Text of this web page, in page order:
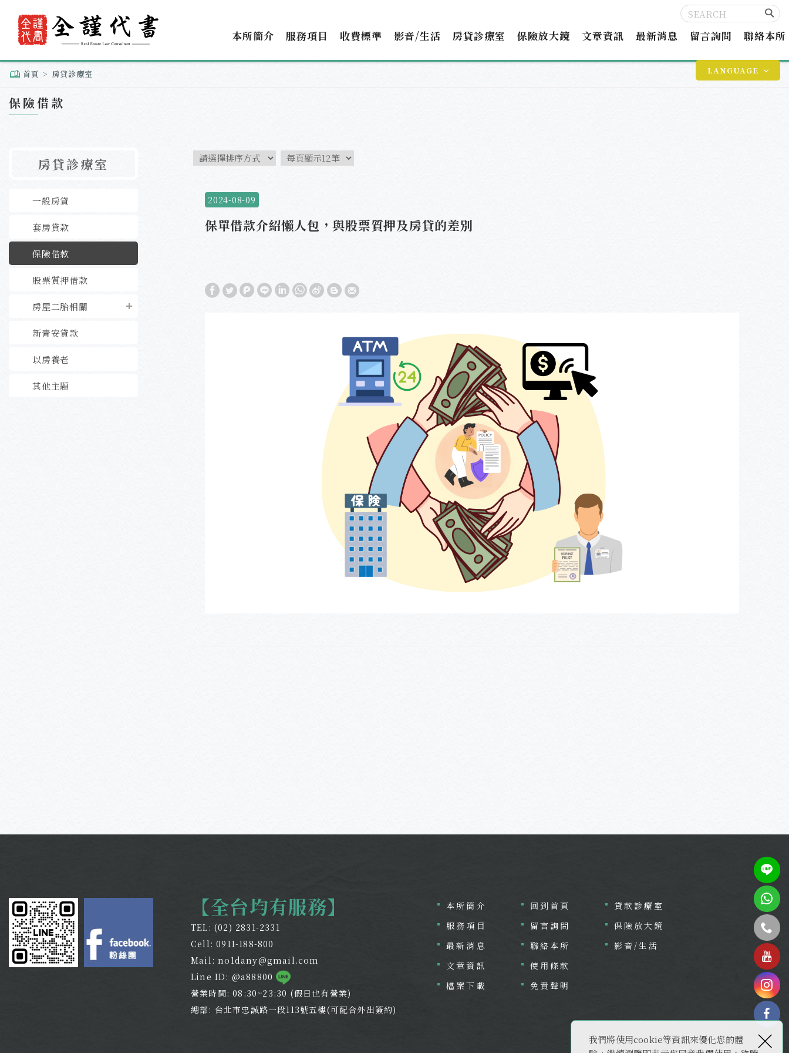
我們將使用cookie等資訊來優化您的體
×
LANGUAGE
本所簡介 服務項目 收費標準 影音/生活 房貸診療室 保險放大鏡 文章資訊 最新消息 留言詢問 聯絡本所
首頁 房貸診療室
保險借款
房貸診療室
一般房貸
套房貸款
保險借款
股票質押借款
房屋二胎相關
新青安貸款
以房養老
其他主題
2024-08-09
保單借款介紹懶人包，與股票質押及房貸的差別
tel
【全台均有服務】
TEL: (02) 2831-2331
Cell:0911-188-800
Mail:no1dany@gmail.com
Line ID: @a88800
營業時間: 08:30~23:30 (假日也有營業)
總部: 台北市忠誠路一段113號五樓(可配合外出簽約)
本所簡介
服務項目
最新消息
文章資訊
檔案下載
回到首頁
留言詢問
聯絡本所
使用條款
免責聲明
貸款診療室
保險放大鏡
影音/生活